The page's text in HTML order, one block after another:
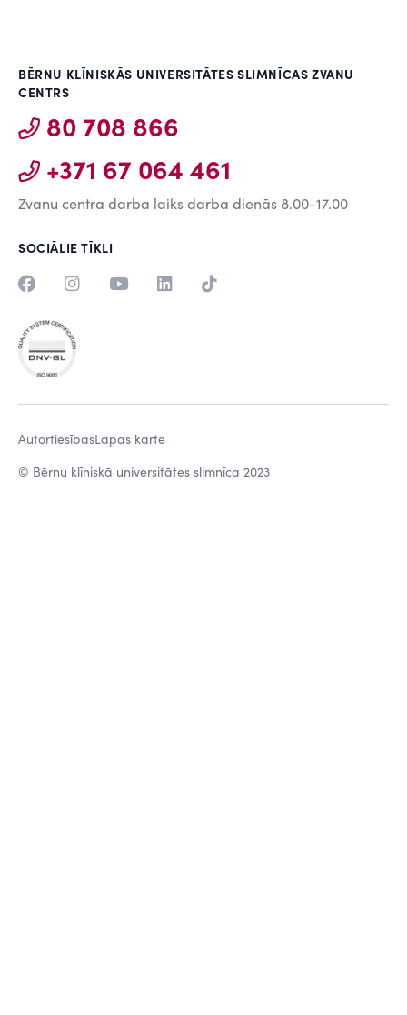
BĒRNU KLĪNISKĀS UNIVERSITĀTES SLIMNĪCAS ZVANU
CENTRS
80 708 866
+371 67 064 461
Zvanu centra darba laiks darba dienās 8.00-17.00
SOCIĀLIE TĪKLI
© Bērnu klīniskā universitātes slimnīca 2023
AutortiesībasLapas karte